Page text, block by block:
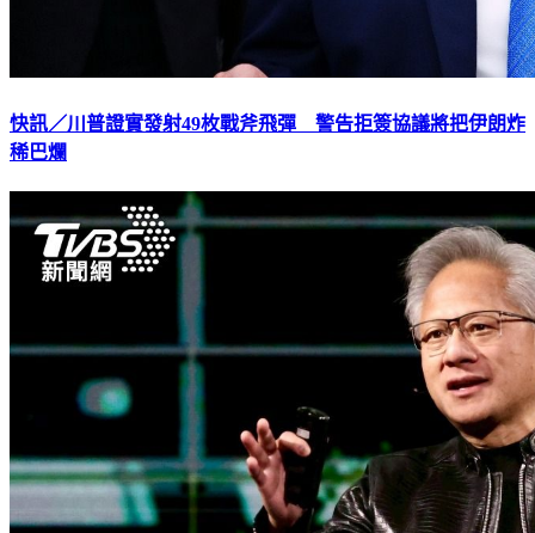
快訊／川普證實發射49枚戰斧飛彈 警告拒簽協議將把伊朗炸
稀巴爛